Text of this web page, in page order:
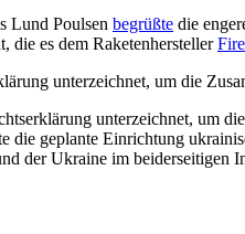
Lund Poulsen begrüßte die
die es dem Raketenhersteller
unterzeichnet, um die
unterzeichnet, um
die geplante Einrichtung
der Ukraine im beiderseitigen